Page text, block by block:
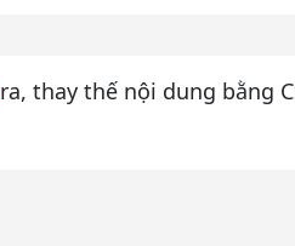
ra, thay thế nội dung bằng